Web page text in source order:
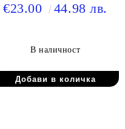
€23.00 44.98 лв.
В наличност